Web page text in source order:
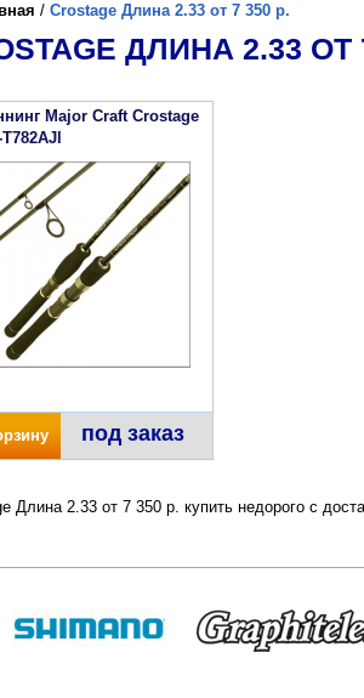
/ Crostage Длина 2.33 от 7 350 р.
ДЛИНА 2.33 ОТ
Major Craft Crostage
под заказ
Длина 2.33 от 7 350 р. купить недорого с